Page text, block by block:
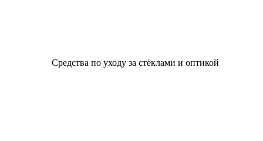
Средства по уходу за стёклами и оптикой